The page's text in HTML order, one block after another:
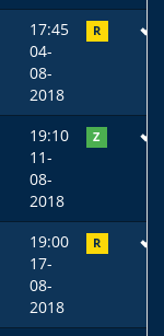
17:45
04-
08-
2018
R
19:10
11-
08-
2018
Z
19:00
17-
08-
2018
R